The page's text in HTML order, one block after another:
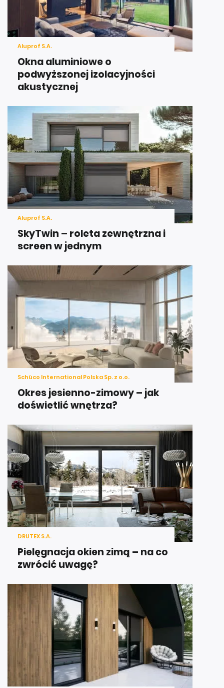
Aluprof S.A.
Okna aluminiowe o
podwyższonej izolacyjności
akustycznej
Aluprof S.A.
SkyTwin – roleta zewnętrzna i
screen w jednym
Schüco International Polska Sp. z o.o.
Okres jesienno-zimowy – jak
doświetlić wnętrza?
DRUTEX S.A.
Pielęgnacja okien zimą – na co
zwrócić uwagę?